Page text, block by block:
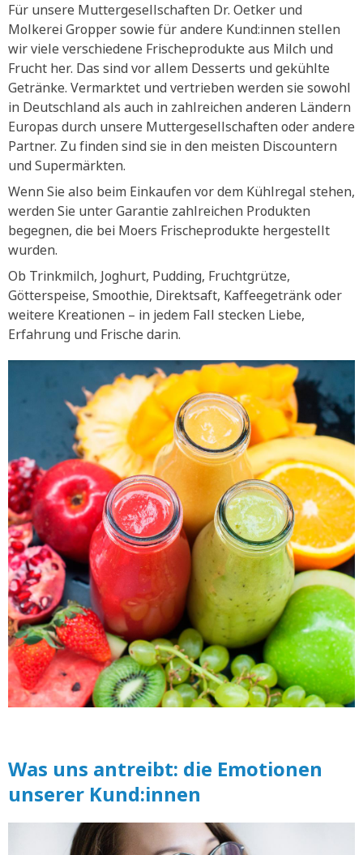
Für unsere Muttergesellschaften Dr. Oetker und
Molkerei Gropper sowie für andere Kund:innen stellen
wir viele verschiedene Frischeprodukte aus Milch und
Frucht her. Das sind vor allem Desserts und gekühlte
Getränke. Vermarktet und vertrieben werden sie sowohl
in Deutschland als auch in zahlreichen anderen Ländern
Europas durch unsere Muttergesellschaften oder andere
Partner. Zu finden sind sie in den meisten Discountern
und Supermärkten.
Wenn Sie also beim Einkaufen vor dem Kühlregal stehen,
werden Sie unter Garantie zahlreichen Produkten
begegnen, die bei Moers Frischeprodukte hergestellt
wurden.
Ob Trinkmilch, Joghurt, Pudding, Fruchtgrütze,
Götterspeise, Smoothie, Direktsaft, Kaffeegetränk oder
weitere Kreationen – in jedem Fall stecken Liebe,
Erfahrung und Frische darin.
Was uns antreibt: die Emotionen
unserer Kund:innen